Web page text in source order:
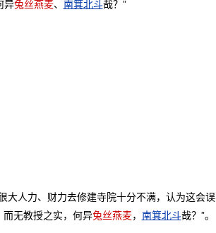
异兔丝燕麦、 南箕北斗哉？”
大人力、财力去修建寺院十分不满，认为这会误
而无教授之实，何异兔丝燕麦， 南箕北斗哉？”。